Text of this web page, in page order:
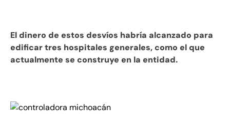
El dinero de estos desvíos habría alcanzado para
edificar tres hospitales generales, como el que
actualmente se construye en la entidad.